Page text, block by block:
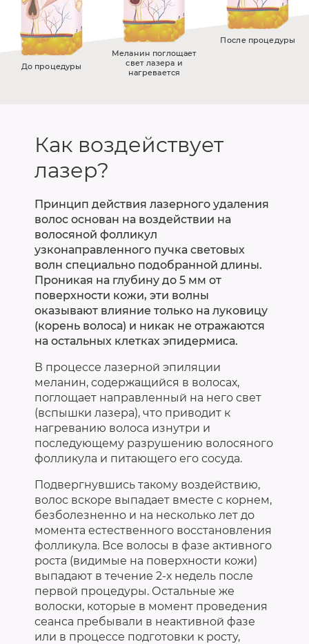
До процедуры
Меланин поглощает
свет лазера и
нагревается
После процедуры
Как воздействует
лазер?
Принцип действия лазерного удаления
волос основан на воздействии на
волосяной фолликул
узконаправленного пучка световых
волн специально подобранной длины.
Проникая на глубину до 5 мм от
поверхности кожи, эти волны
оказывают влияние только на луковицу
(корень волоса) и никак не отражаются
на остальных клетках эпидермиса.
В процессе лазерной эпиляции
меланин, содержащийся в волосах,
поглощает направленный на него свет
(вспышки лазера), что приводит к
нагреванию волоса изнутри и
последующему разрушению волосяного
фолликула и питающего его сосуда.
Подвергнувшись такому воздействию,
волос вскоре выпадает вместе с корнем,
безболезненно и на несколько лет до
момента естественного восстановления
фолликула. Все волосы в фазе активного
роста (видимые на поверхности кожи)
выпадают в течение 2-х недель после
первой процедуры. Остальные же
волоски, которые в момент проведения
сеанса пребывали в неактивной фазе
или в процессе подготовки к росту,